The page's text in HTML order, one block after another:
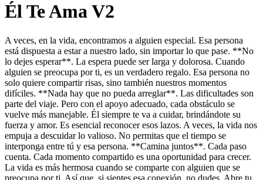
Él Te Ama V2
A veces, en la vida, encontramos a alguien especial. Esa persona
está dispuesta a estar a nuestro lado, sin importar lo que pase. **No
lo dejes esperar**. La espera puede ser larga y dolorosa. Cuando
alguien se preocupa por ti, es un verdadero regalo. Esa persona no
solo quiere compartir risas, sino también nuestros momentos
difíciles. **Nada hay que no pueda arreglar**. Las dificultades son
parte del viaje. Pero con el apoyo adecuado, cada obstáculo se
vuelve más manejable. Él siempre te va a cuidar, brindándote su
fuerza y amor. Es esencial reconocer esos lazos. A veces, la vida nos
empuja a descuidar lo valioso. No permitas que el tiempo se
interponga entre tú y esa persona. **Camina juntos**. Cada paso
cuenta. Cada momento compartido es una oportunidad para crecer.
La vida es más hermosa cuando se comparte con alguien que se
preocupa por ti. Así que, si sientes esa conexión, no dudes. Abre tu